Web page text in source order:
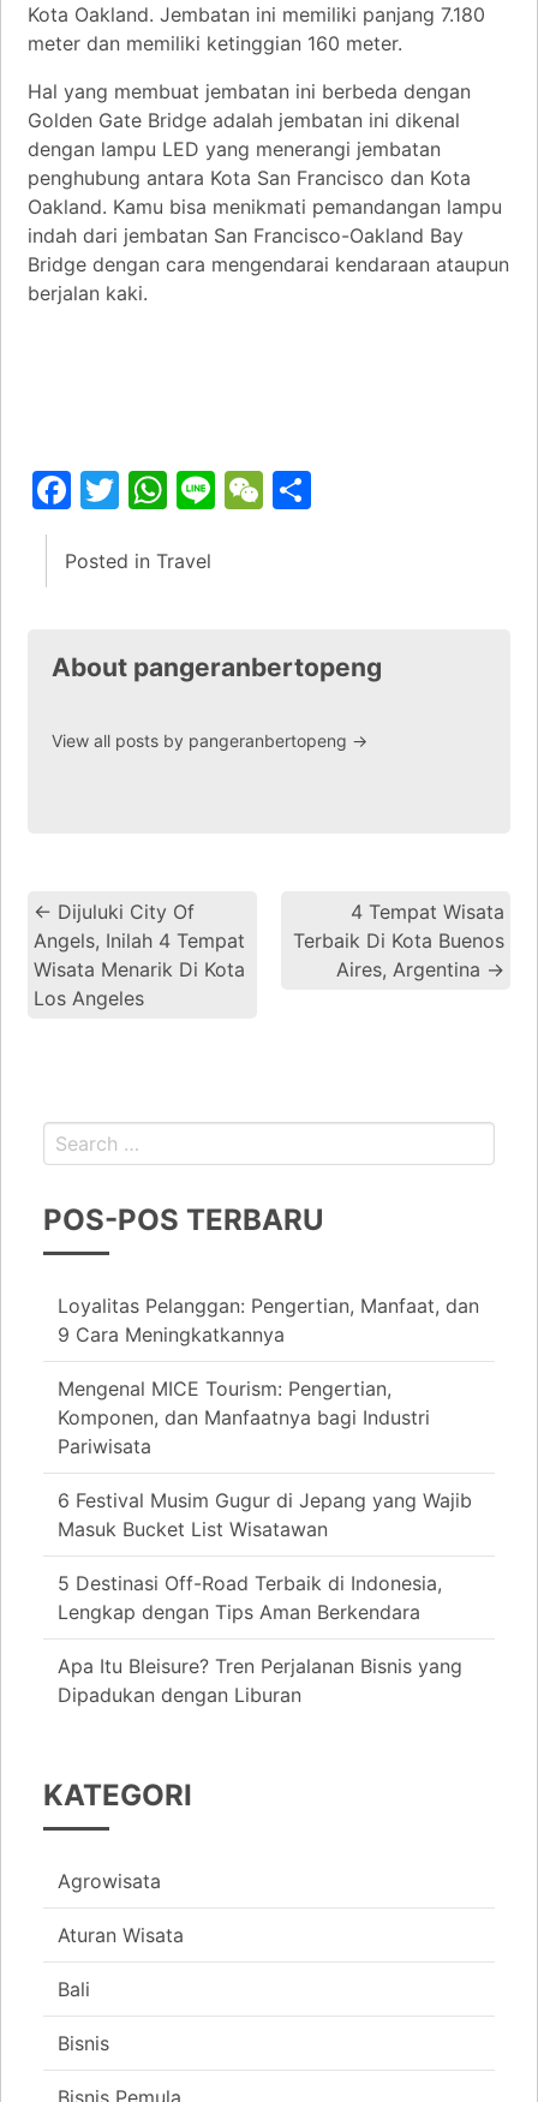
Kota Oakland. Jembatan ini memiliki panjang 7.180
meter dan memiliki ketinggian 160 meter.
Hal yang membuat jembatan ini berbeda dengan
Golden Gate Bridge adalah jembatan ini dikenal
dengan lampu LED yang menerangi jembatan
penghubung antara Kota San Francisco dan Kota
Oakland. Kamu bisa menikmati pemandangan lampu
indah dari jembatan San Francisco-Oakland Bay
Bridge dengan cara mengendarai kendaraan ataupun
berjalan kaki.
Facebook
Twitter
WhatsApp
LineWeChat
Posted in Travel
About pangeranbertopeng
View all posts by pangeranbertopeng →
← Dijuluki City Of
Angels, Inilah 4 Tempat
Wisata Menarik Di Kota
Los Angeles
4 Tempat Wisata
Terbaik Di Kota Buenos
Aires, Argentina →
POS-POS TERBARU
Loyalitas Pelanggan: Pengertian, Manfaat, dan
9 Cara Meningkatkannya
Mengenal MICE Tourism: Pengertian,
Komponen, dan Manfaatnya bagi Industri
Pariwisata
6 Festival Musim Gugur di Jepang yang Wajib
Masuk Bucket List Wisatawan
5 Destinasi Off-Road Terbaik di Indonesia,
Lengkap dengan Tips Aman Berkendara
Apa Itu Bleisure? Tren Perjalanan Bisnis yang
Dipadukan dengan Liburan
KATEGORI
Agrowisata
Aturan Wisata
Bali
Bisnis
Bisnis Pemula